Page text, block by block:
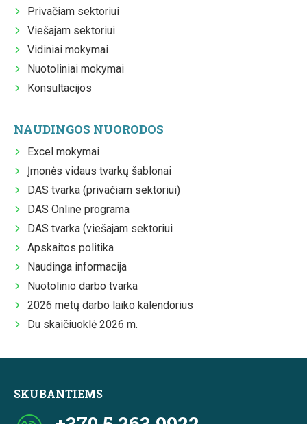
Privačiam sektoriui
Viešajam sektoriui
Vidiniai mokymai
Nuotoliniai mokymai
Konsultacijos
NAUDINGOS NUORODOS
Excel mokymai
Įmonės vidaus tvarkų šablonai
DAS tvarka (privačiam sektoriui)
DAS Online programa
DAS tvarka (viešajam sektoriui
Apskaitos politika
Naudinga informacija
Nuotolinio darbo tvarka
2026 metų darbo laiko kalendorius
Du skaičiuoklė 2026 m.
SKUBANTIEMS